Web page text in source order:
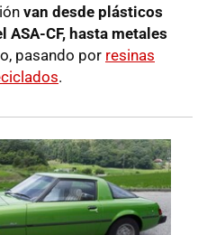
van desde plásticos
ASA-CF, hasta metales
pasando por resinas
.